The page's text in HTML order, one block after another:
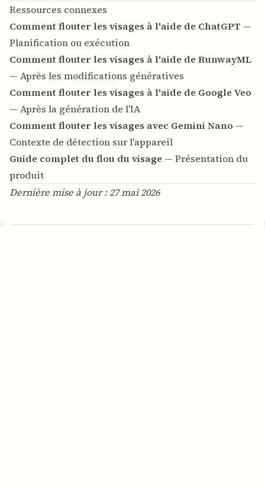
Ressources connexes
Comment flouter les visages à l'aide de ChatGPT —
Planification ou exécution
Comment flouter les visages à l'aide de RunwayML
— Après les modifications génératives
Comment flouter les visages à l'aide de Google Veo
— Après la génération de l'IA
Comment flouter les visages avec Gemini Nano —
Contexte de détection sur l'appareil
Guide complet du flou du visage — Présentation du
produit
Dernière mise à jour : 27 mai 2026